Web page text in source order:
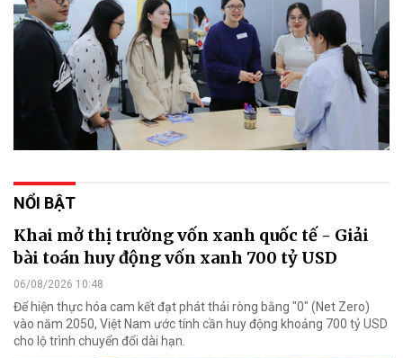
NỔI BẬT
Khai mở thị trường vốn xanh quốc tế - Giải
bài toán huy động vốn xanh 700 tỷ USD
06/08/2026 10:48
Để hiện thực hóa cam kết đạt phát thải ròng bằng "0" (Net Zero)
vào năm 2050, Việt Nam ước tính cần huy động khoảng 700 tỷ USD
cho lộ trình chuyển đổi dài hạn.